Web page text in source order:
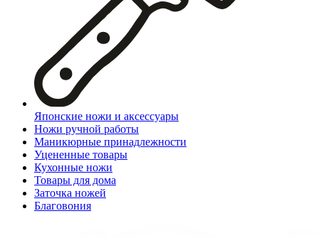
Японские ножи и аксессуары
Ножи ручной работы
Маникюрные принадлежности
Уцененные товары
Кухонные ножи
Товары для дома
Заточка ножей
Благовония